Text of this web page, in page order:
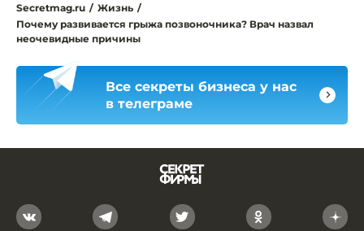
Secretmag.ru / Жизнь /
Почему развивается грыжа позвоночника? Врач назвал
неочевидные причины
Все секреты бизнеса у нас
в телеграме